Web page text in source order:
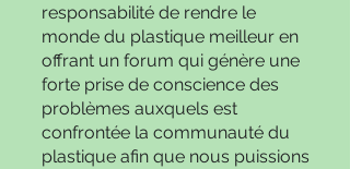
responsabilité de rendre le
monde du plastique meilleur en
offrant un forum qui génère une
forte prise de conscience des
problèmes auxquels est
confrontée la communauté du
plastique afin que nous puissions